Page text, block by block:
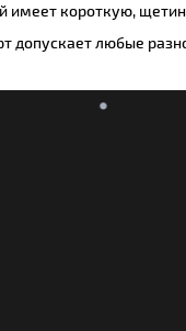
имеет короткую,
допускает любые